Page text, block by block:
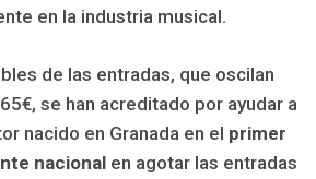
en la industria musical.
de las entradas, que oscilan
se han acreditado por ayudar a
nacido en Granada en el primer
nacional en agotar las entradas